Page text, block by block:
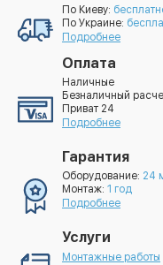
По Киеву:
По Украине:
Подробнее
Оплата
Наличные
Безналичный
Приват 24
Подробнее
Гарантия
Оборудование: 24
Монтаж: 1 год
Подробнее
Услуги
Монтажные работы